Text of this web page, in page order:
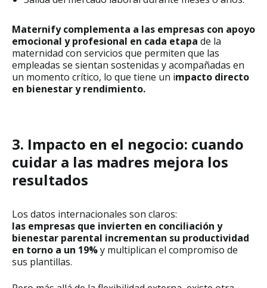
Maternify complementa a las empresas con apoyo
emocional y profesional en cada etapa de la
maternidad con servicios que permiten que las
empleadas se sientan sostenidas y acompañadas en
un momento crítico, lo que tiene un impacto directo
en bienestar y rendimiento.
3. Impacto en el negocio: cuando
cuidar a las madres mejora los
resultados
Los datos internacionales son claros:
las empresas que invierten en conciliación y
bienestar parental incrementan su productividad
en torno a un 19%y multiplican el compromiso de
sus plantillas.